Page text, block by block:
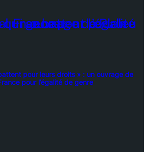
pour leurs droits » : un ouvrage de
pour l’égalité de genre